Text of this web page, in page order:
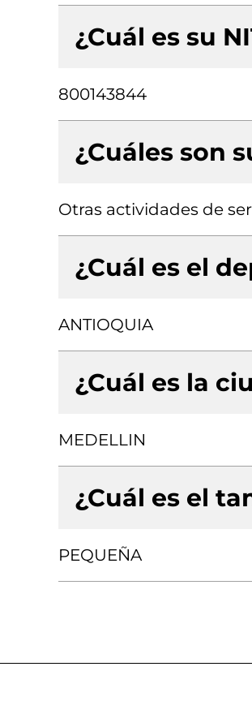
¿Cuál es su
800143844
¿Cuáles son
Otras actividades de
¿Cuál es el
ANTIOQUIA
¿Cuál es la
MEDELLIN
¿Cuál es el
PEQUEÑA